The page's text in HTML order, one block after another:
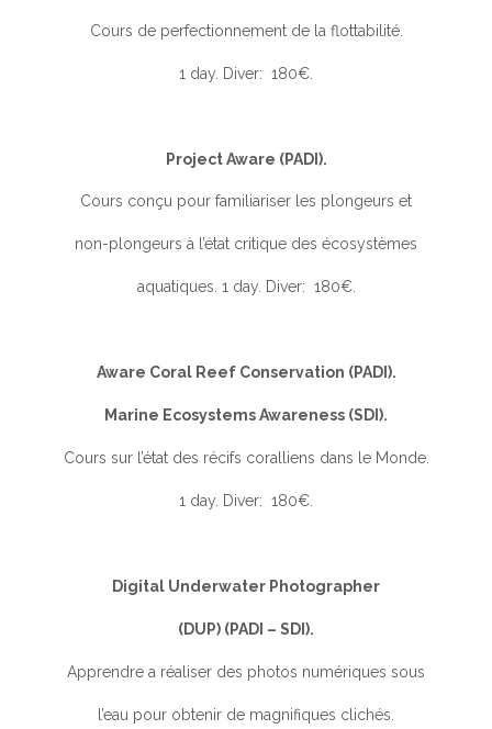
Cours de perfectionnement de la flottabilité.
1 day. Diver: 180€.
Project Aware (PADI).
Cours conçu pour familiariser les plongeurs et
non-plongeurs à l’état critique des écosystèmes
aquatiques. 1 day. Diver: 180€.
Aware Coral Reef Conservation (PADI).
Marine Ecosystems Awareness (SDI).
Cours sur l’état des récifs coralliens dans le Monde.
1 day. Diver: 180€.
Digital Underwater Photographer
(DUP) (PADI – SDI).
Apprendre a réaliser des photos numériques sous
l’eau pour obtenir de magnifiques clichés.